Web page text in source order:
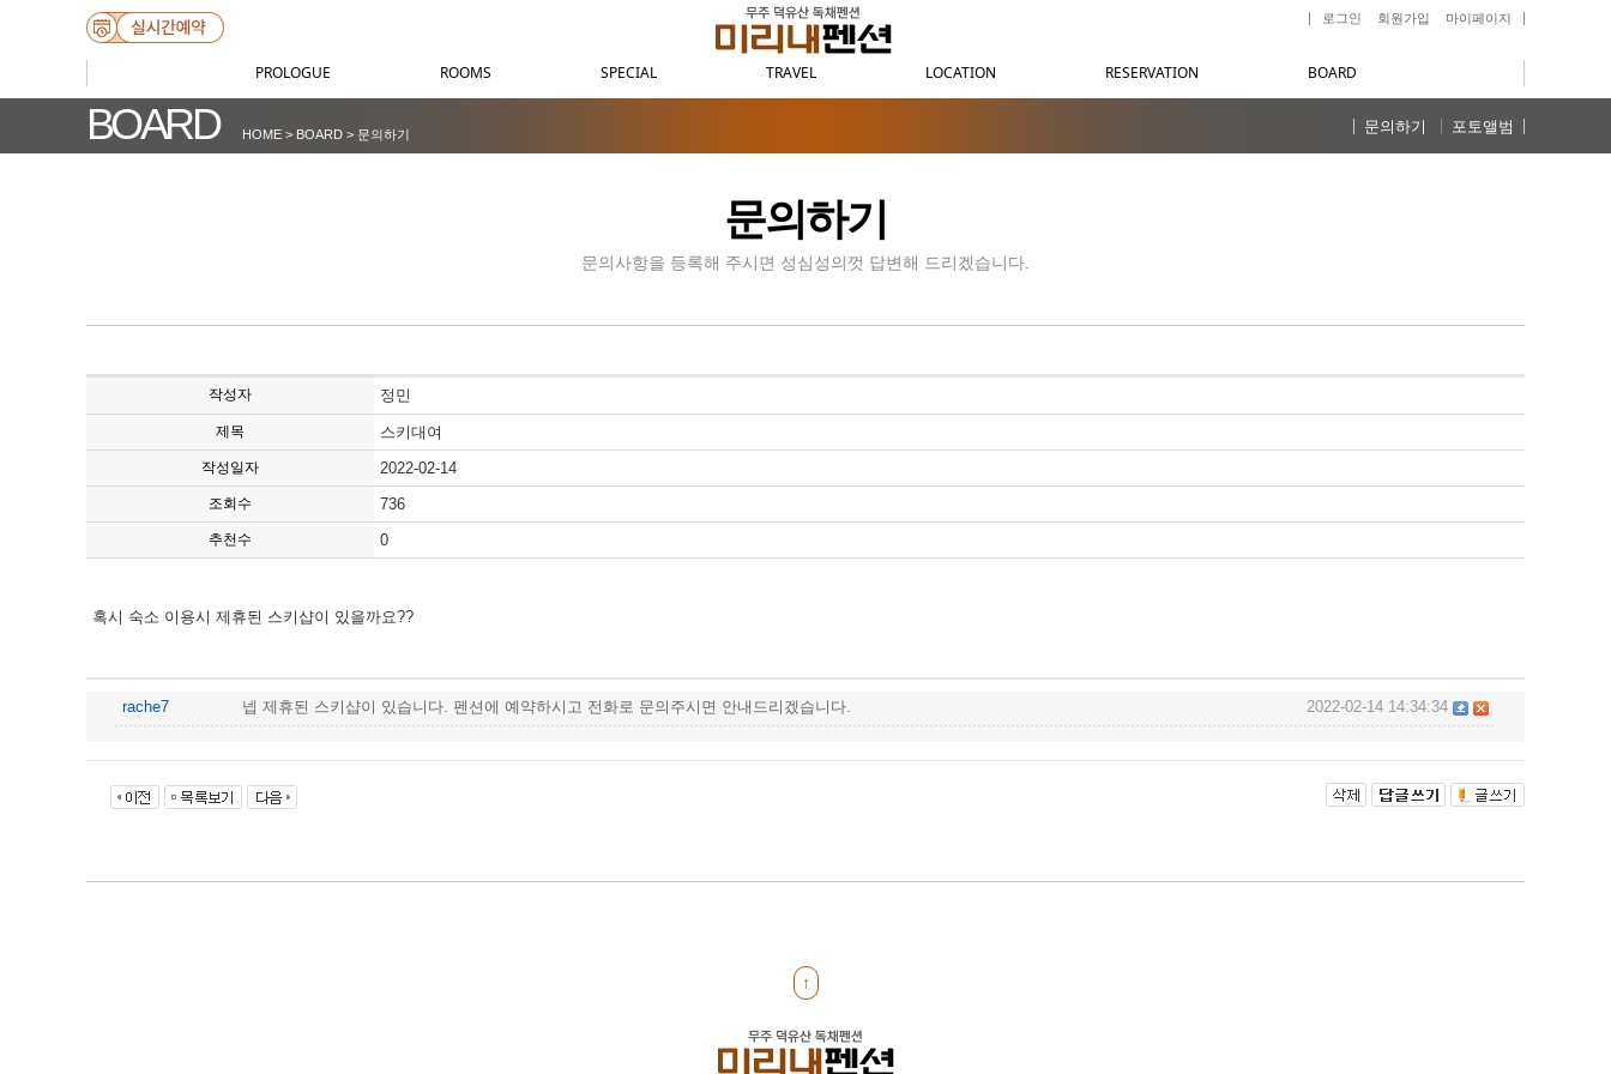
로그인 회원가입 마이페이지
PROLOGUE ROOMS SPECIAL TRAVEL LOCATION RESERVATION BOARD
BOARD HOME > BOARD > 문의하기 문의하기 포토앨범
문의하기
문의사항을 등록해 주시면 성심성의껏 답변해 드리겠습니다.
작성자 정민
제목 스키대여
작성일자 2022-02-14
조회수 736
추천수 0
혹시 숙소 이용시 제휴된 스키샵이 있을까요??
rache7 넵 제휴된 스키샵이 있습니다. 펜션에 예약하시고 전화로 문의주시면 안내드리겠습니다. 2022-02-14 14:34:34
↑